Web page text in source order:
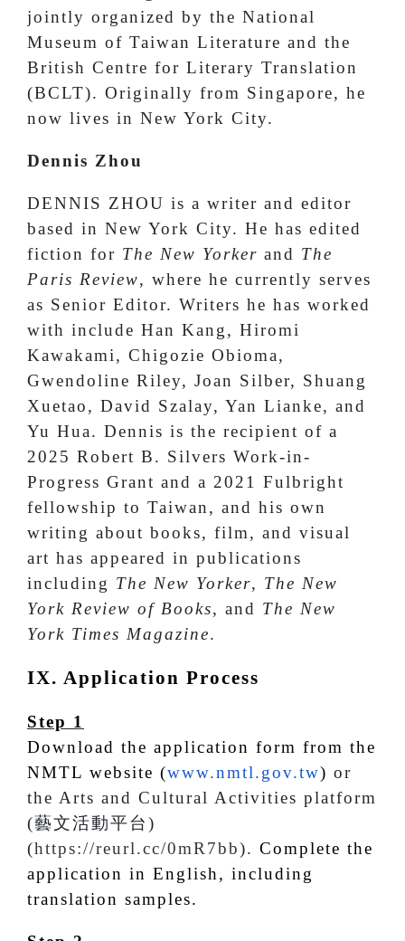
jointly organized by the National
Museum of Taiwan Literature and the
British Centre for Literary Translation
(BCLT). Originally from Singapore, he
now lives in New York City.
Dennis Zhou
DENNIS ZHOU is a writer and editor
based in New York City. He has edited
fiction for The New Yorker and The
Paris Review, where he currently serves
as Senior Editor. Writers he has worked
with include Han Kang, Hiromi
Kawakami, Chigozie Obioma,
Gwendoline Riley, Joan Silber, Shuang
Xuetao, David Szalay, Yan Lianke, and
Yu Hua. Dennis is the recipient of a
2025 Robert B. Silvers Work-in-
Progress Grant and a 2021 Fulbright
fellowship to Taiwan, and his own
writing about books, film, and visual
art has appeared in publications
including The New Yorker, The New
York Review of Books, and The New
York Times Magazine.
IX. Application Process
Step 1
Download the application form from the
NMTL website (www.nmtl.gov.tw) or
the Arts and Cultural Activities platform
(藝文活動平台)
(https://reurl.cc/0mR7bb). Complete the
application in English, including
translation samples.